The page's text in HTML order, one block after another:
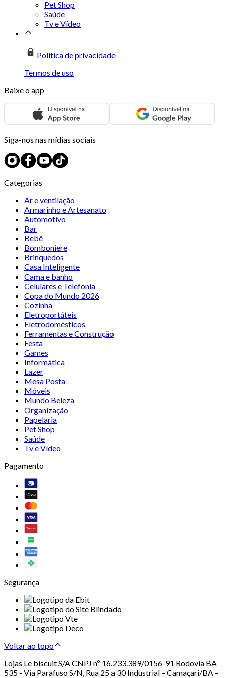
Pet Shop
Saúde
Tv e Vídeo
Política de privacidade
Termos de uso
Baixe o app
Siga-nos nas mídias sociais
Categorias
Ar e ventilação
Armarinho e Artesanato
Automotivo
Bar
Bebê
Bomboniere
Brinquedos
Casa Inteligente
Cama e banho
Celulares e Telefonia
Copa do Mundo 2026
Cozinha
Eletroportáteis
Eletrodomésticos
Ferramentas e Construção
Festa
Games
Informática
Lazer
Mesa Posta
Móveis
Mundo Beleza
Organização
Papelaria
Pet Shop
Saúde
Tv e Vídeo
Pagamento
Segurança
Voltar ao topo
Lojas Le biscuit S/A CNPJ nº 16.233.389/0156-91 Rodovia BA
535 - Via Parafuso S/N, Rua 25 a 30 Industrial – Camaçari/BA –